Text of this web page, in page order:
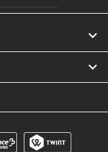

